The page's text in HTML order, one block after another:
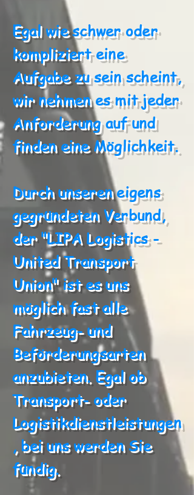
Egal wie schwer oder
kompliziert eine
Aufgabe zu sein scheint,
wir nehmen es mit jeder
Anforderung auf und
finden eine Möglichkeit.
Durch unseren eigens
gegründeten Verbund,
der "LIPA Logistics -
United Transport
Union" ist es uns
möglich fast alle
Fahrzeug- und
Beförderungsarten
anzubieten. Egal ob
Transport- oder
Logistikdienstleistungen
, bei uns werden Sie
fündig.